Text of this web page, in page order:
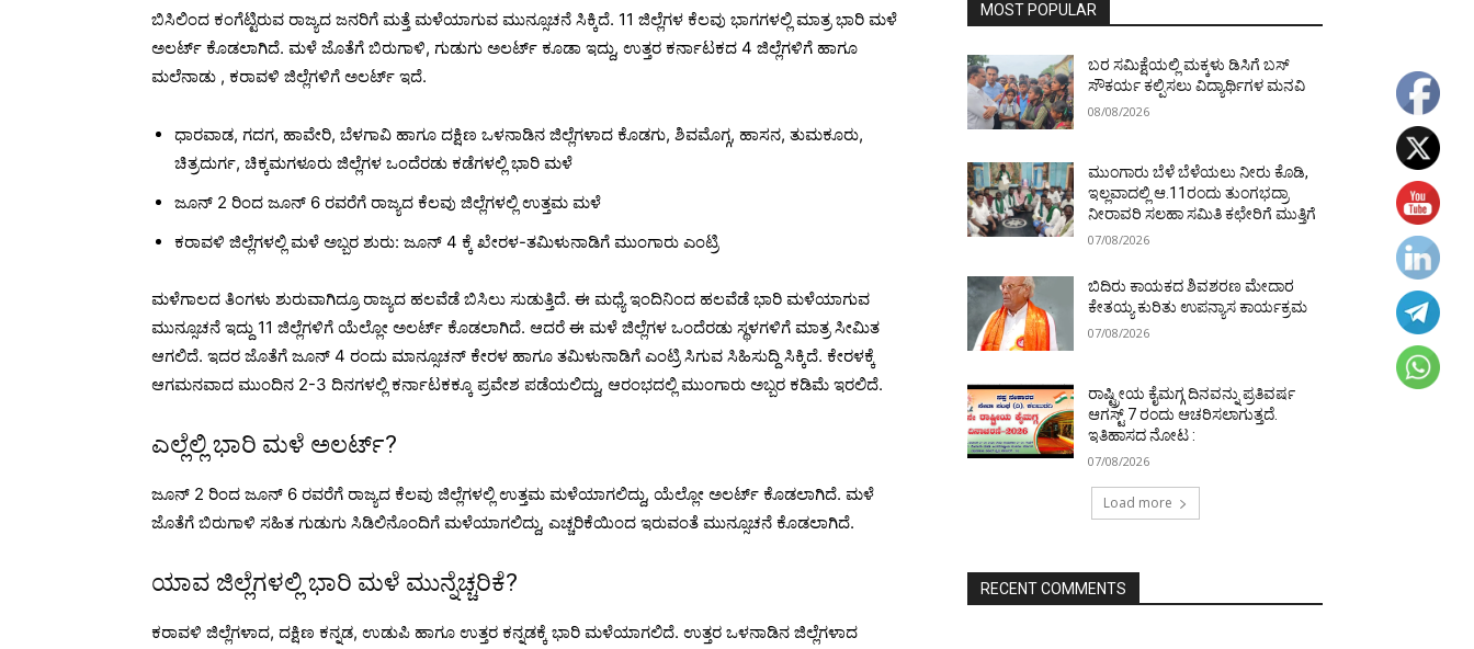
ಬಿಸಿಲಿಂದ ಕಂಗೆಟ್ಟಿರುವ ರಾಜ್ಯದ ಜನರಿಗೆ ಮತ್ತೆ ಮಳೆಯಾಗುವ ಮುನ್ಸೂಚನೆ ಸಿಕ್ಕಿದೆ. 11 ಜಿಲ್ಲೆಗಳ ಕೆಲವು ಭಾಗಗಳಲ್ಲಿ ಮಾತ್ರ ಭಾರಿ ಮಳೆ
ಅಲರ್ಟ್ ಕೊಡಲಾಗಿದೆ. ಮಳೆ ಜೊತೆಗೆ ಬಿರುಗಾಳಿ, ಗುಡುಗು ಅಲರ್ಟ್ ಕೂಡಾ ಇದ್ದು, ಉತ್ತರ ಕರ್ನಾಟಕದ 4 ಜಿಲ್ಲೆಗಳಿಗೆ ಹಾಗೂ
ಮಲೆನಾಡು , ಕರಾವಳಿ ಜಿಲ್ಲೆಗಳಿಗೆ ಅಲರ್ಟ್ ಇದೆ.
ಧಾರವಾಡ, ಗದಗ, ಹಾವೇರಿ, ಬೆಳಗಾವಿ ಹಾಗೂ ದಕ್ಷಿಣ ಒಳನಾಡಿನ ಜಿಲ್ಲೆಗಳಾದ ಕೊಡಗು, ಶಿವಮೊಗ್ಗ, ಹಾಸನ, ತುಮಕೂರು,
ಚಿತ್ರದುರ್ಗ, ಚಿಕ್ಕಮಗಳೂರು ಜಿಲ್ಲೆಗಳ ಒಂದೆರಡು ಕಡೆಗಳಲ್ಲಿ ಭಾರಿ ಮಳೆ
ಜೂನ್‌ 2 ರಿಂದ ಜೂನ್‌ 6 ರವರೆಗೆ ರಾಜ್ಯದ ಕೆಲವು ಜಿಲ್ಲೆಗಳಲ್ಲಿ ಉತ್ತಮ ಮಳೆ
ಕರಾವಳಿ ಜಿಲ್ಲೆಗಳಲ್ಲಿ ಮಳೆ ಅಬ್ಬರ ಶುರು: ಜೂನ್ 4 ಕ್ಕೆ ಖೇರಳ-ತಮಿಳುನಾಡಿಗೆ ಮುಂಗಾರು ಎಂಟ್ರಿ
ಮಳೆಗಾಲದ ತಿಂಗಳು ಶುರುವಾಗಿದ್ರೂ ರಾಜ್ಯದ ಹಲವೆಡೆ ಬಿಸಿಲು ಸುಡುತ್ತಿದೆ. ಈ ಮಧ್ಯೆ ಇಂದಿನಿಂದ ಹಲವೆಡೆ ಭಾರಿ ಮಳೆಯಾಗುವ
ಮುನ್ಸೂಚನೆ ಇದ್ದು 11 ಜಿಲ್ಲೆಗಳಿಗೆ ಯೆಲ್ಲೋ ಅಲರ್ಟ್ ಕೊಡಲಾಗಿದೆ. ಆದರೆ ಈ ಮಳೆ ಜಿಲ್ಲೆಗಳ ಒಂದೆರಡು ಸ್ಥಳಗಳಿಗೆ ಮಾತ್ರ ಸೀಮಿತ
ಆಗಲಿದೆ. ಇದರ ಜೊತೆಗೆ ಜೂನ್‌ 4 ರಂದು ಮಾನ್ಸೂಚನ್ ಕೇರಳ ಹಾಗೂ ತಮಿಳುನಾಡಿಗೆ ಎಂಟ್ರಿ ಸಿಗುವ ಸಿಹಿಸುದ್ದಿ ಸಿಕ್ಕಿದೆ. ಕೇರಳಕ್ಕೆ
ಆಗಮನವಾದ ಮುಂದಿನ 2-3 ದಿನಗಳಲ್ಲಿ ಕರ್ನಾಟಕಕ್ಕೂ ಪ್ರವೇಶ ಪಡೆಯಲಿದ್ದು, ಆರಂಭದಲ್ಲಿ ಮುಂಗಾರು ಅಬ್ಬರ ಕಡಿಮೆ ಇರಲಿದೆ.
ಎಲ್ಲೆಲ್ಲಿ ಭಾರಿ ಮಳೆ ಅಲರ್ಟ್?
ಜೂನ್‌ 2 ರಿಂದ ಜೂನ್‌ 6 ರವರೆಗೆ ರಾಜ್ಯದ ಕೆಲವು ಜಿಲ್ಲೆಗಳಲ್ಲಿ ಉತ್ತಮ ಮಳೆಯಾಗಲಿದ್ದು, ಯೆಲ್ಲೋ ಅಲರ್ಟ್ ಕೊಡಲಾಗಿದೆ. ಮಳೆ
ಜೊತೆಗೆ ಬಿರುಗಾಳಿ ಸಹಿತ ಗುಡುಗು ಸಿಡಿಲಿನೊಂದಿಗೆ ಮಳೆಯಾಗಲಿದ್ದು, ಎಚ್ಚರಿಕೆಯಿಂದ ಇರುವಂತೆ ಮುನ್ಸೂಚನೆ ಕೊಡಲಾಗಿದೆ.
ಯಾವ ಜಿಲ್ಲೆಗಳಲ್ಲಿ ಭಾರಿ ಮಳೆ ಮುನ್ನೆಚ್ಚರಿಕೆ?
ಕರಾವಳಿ ಜಿಲ್ಲೆಗಳಾದ, ದಕ್ಷಿಣ ಕನ್ನಡ, ಉಡುಪಿ ಹಾಗೂ ಉತ್ತರ ಕನ್ನಡಕ್ಕೆ ಭಾರಿ ಮಳೆಯಾಗಲಿದೆ. ಉತ್ತರ ಒಳನಾಡಿನ ಜಿಲ್ಲೆಗಳಾದ
MOST POPULAR
ಬರ ಸಮಿಕ್ಷೆಯಲ್ಲಿ ಮಕ್ಕಳು ಡಿಸಿಗೆ ಬಸ್
ಸೌಕರ್ಯ ಕಲ್ಪಿಸಲು ವಿದ್ಯಾರ್ಥಿಗಳ ಮನವಿ
08/08/2026
ಮುಂಗಾರು ಬೆಳೆ ಬೆಳೆಯಲು ನೀರು ಕೊಡಿ,
ಇಲ್ಲವಾದಲ್ಲಿ ಆ.11ರಂದು ತುಂಗಭದ್ರಾ
ನೀರಾವರಿ ಸಲಹಾ ಸಮಿತಿ ಕಛೇರಿಗೆ ಮುತ್ತಿಗೆ
07/08/2026
ಬಿದಿರು ಕಾಯಕದ ಶಿವಶರಣ ಮೇದಾರ
ಕೇತಯ್ಯ ಕುರಿತು ಉಪನ್ಯಾಸ ಕಾರ್ಯಕ್ರಮ
07/08/2026
ರಾಷ್ಟ್ರೀಯ ಕೈಮಗ್ಗ ದಿನವನ್ನು ಪ್ರತಿವರ್ಷ
ಆಗಸ್ಟ್ 7 ರಂದು ಆಚರಿಸಲಾಗುತ್ತದೆ.
ಇತಿಹಾಸದ ನೋಟ :
07/08/2026
Load more
RECENT COMMENTS